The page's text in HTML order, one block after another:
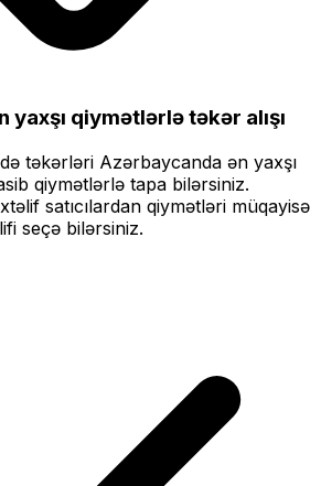
yaxşı qiymətlərlətəkər alışı
təkərləri Azərbaycanda ən yaxşı
qiymətlərlə tapa bilərsiniz.
satıcılardan qiymətləri müqayisə
seçə bilərsiniz.